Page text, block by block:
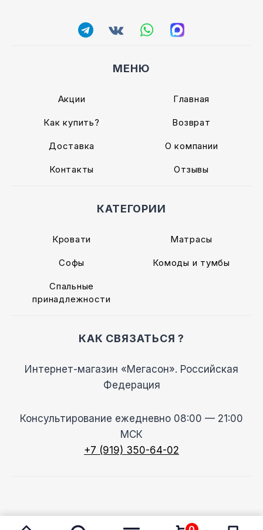
МЕНЮ
Акции Главная
Как купить? Возврат
Доставка О компании
Контакты Отзывы
КАТЕГОРИИ
Кровати Матрасы
Софы Комоды и тумбы
Спальные
принадлежности
КАК СВЯЗАТЬСЯ ?
Интернет-магазин «Мегасон». Российская
Федерация
Консультирование ежедневно 08:00 — 21:00
МСК
+7 (919) 350-64-02